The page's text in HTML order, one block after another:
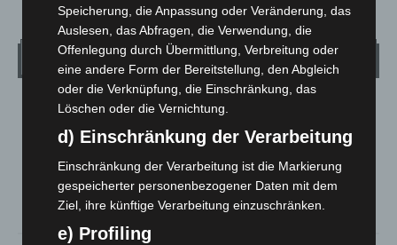
Wetter
LANGENHAGEN
Bedeckt
30.9°C 32.2 °
29.9 °
Speicherung, die Anpassung oder Veränderung, das
Auslesen, das Abfragen, die Verwendung, die
Offenlegung durch Übermittlung, Verbreitung oder
eine andere Form der Bereitstellung, den Abgleich
oder die Verknüpfung, die Einschränkung, das
Löschen oder die Vernichtung.
d) Einschränkung der Verarbeitung
Einschränkung der Verarbeitung ist die Markierung
gespeicherter personenbezogener Daten mit dem
Ziel, ihre künftige Verarbeitung einzuschränken.
e) Profiling